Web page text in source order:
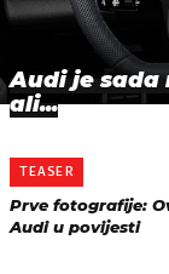
Audi je sada
ali...
TEASER
Prve fotografije:
Audi u povijesti